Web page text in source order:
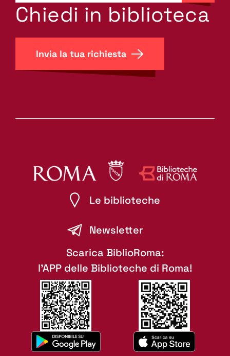
search.label???
Chiedi in biblioteca
Invia la tua richiesta
Le biblioteche
Newsletter
Scarica BiblioRoma:
l'APP delle Biblioteche di Roma!